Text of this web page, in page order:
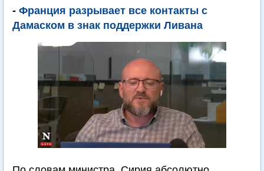
- Франция разрывает все контакты с
Дамаском в знак поддержки Ливана